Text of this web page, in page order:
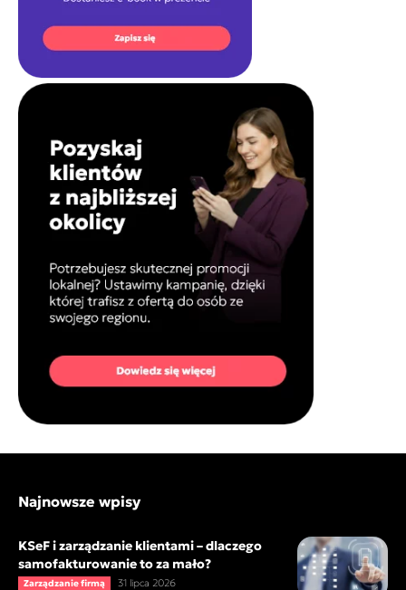
Najnowsze wpisy
KSeF i zarządzanie klientami – dlaczego
samofakturowanie to za mało?
Zarządzanie firmą 31 lipca 2026